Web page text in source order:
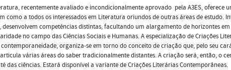
recentemente avaliado e incondicionalmente aprovado pela A3ES, oferece
como a todos os interessados em Literatura oriundos de outras áreas de estudo.
desenvolvem competências distintas, facultando um alargamento de horizontes
no campo das Ciências Sociais e Humanas. A especialização de Criações
organiza-se em torno do conceito de criação que, pelo seu
várias áreas do saber tradicionalmente distantes. A criação será, então, o
das ciências. Estará disponível a variante de Criações Literárias Contemporâneas.